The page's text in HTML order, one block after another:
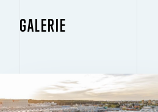
GALERIE